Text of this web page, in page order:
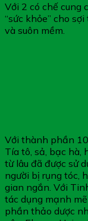
Với 2 có chế cung
“sức khỏe” cho
và suôn mềm.
Với thành phần
Tía tô, sả, bạc hà,
từ lâu đã được sử
người bị rụng tóc,
gian ngắn. Với
tác dụng mạnh
phần thảo dược